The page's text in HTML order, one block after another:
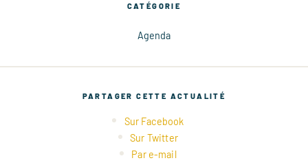
CATÉGORIE
Agenda
PARTAGER CETTE ACTUALITÉ
Sur Facebook
Sur Twitter
Par e-mail